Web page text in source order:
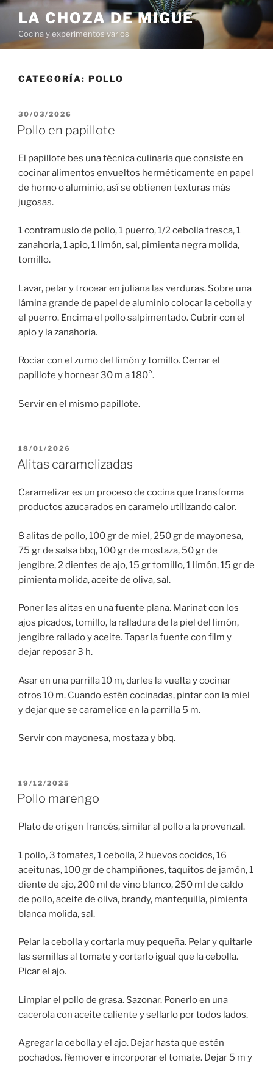
Saltar
contenido
LA CHOZA DE MIGUE
Cocina y experimentos varios
CATEGORÍA: POLLO
PUBLICADO
EL
30/03/2026
Pollo en papillote
El papillote bes una técnica culinaria que consiste en
cocinar alimentos envueltos herméticamente en papel
de horno o aluminio, así se obtienen texturas más
jugosas.
1 contramuslo de pollo, 1 puerro, 1/2 cebolla fresca, 1
zanahoria, 1 apio, 1 limón, sal, pimienta negra molida,
tomillo.
Lavar, pelar y trocear en juliana las verduras. Sobre una
lámina grande de papel de aluminio colocar la cebolla y
el puerro. Encima el pollo salpimentado. Cubrir con el
apio y la zanahoria.
Rociar con el zumo del limón y tomillo. Cerrar el
papillote y hornear 30 m a 180°.
Servir en el mismo papillote.
PUBLICADO
EL
18/01/2026
Alitas caramelizadas
Caramelizar es un proceso de cocina que transforma
productos azucarados en caramelo utilizando calor.
8 alitas de pollo, 100 gr de miel, 250 gr de mayonesa,
75 gr de salsa bbq, 100 gr de mostaza, 50 gr de
jengibre, 2 dientes de ajo, 15 gr tomillo, 1 limón, 15 gr de
pimienta molida, aceite de oliva, sal.
Poner las alitas en una fuente plana. Marinat con los
ajos picados, tomillo, la ralladura de la piel del limón,
jengibre rallado y aceite. Tapar la fuente con film y
dejar reposar 3 h.
Asar en una parrilla 10 m, darles la vuelta y cocinar
otros 10 m. Cuando estén cocinadas, pintar con la miel
y dejar que se caramelice en la parrilla 5 m.
Servir con mayonesa, mostaza y bbq.
PUBLICADO
EL
19/12/2025
Pollo marengo
Plato de origen francés, similar al pollo a la provenzal.
1 pollo, 3 tomates, 1 cebolla, 2 huevos cocidos, 16
aceitunas, 100 gr de champiñones, taquitos de jamón, 1
diente de ajo, 200 ml de vino blanco, 250 ml de caldo
de pollo, aceite de oliva, brandy, mantequilla, pimienta
blanca molida, sal.
Pelar la cebolla y cortarla muy pequeña. Pelar y quitarle
las semillas al tomate y cortarlo igual que la cebolla.
Picar el ajo.
Limpiar el pollo de grasa. Sazonar. Ponerlo en una
cacerola con aceite caliente y sellarlo por todos lados.
Agregar la cebolla y el ajo. Dejar hasta que estén
pochados. Remover e incorporar el tomate. Dejar 5 m y